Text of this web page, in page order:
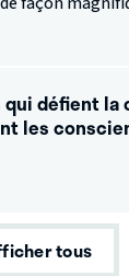
défient
les
tous